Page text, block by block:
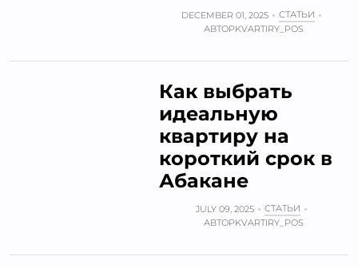
DECEMBER 01, 2025
СТАТЬИ
АВТОРKVARTIRY_POS
Как выбрать
идеальную
квартиру на
короткий срок в
Абакане
JULY 09, 2025
СТАТЬИ
АВТОРKVARTIRY_POS